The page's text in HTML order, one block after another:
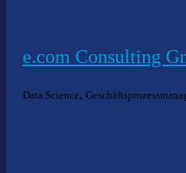
e.com Consulting
Data Science,